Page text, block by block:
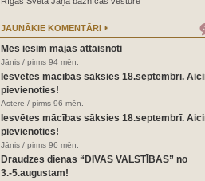
JAUNĀKIE KOMENTĀRI
Mēs iesim mājās attaisnoti
Jānis / pirms 94 mēn.
Iesvētes mācības sāksies 18.septembrī.
pievienoties!
Astere / pirms 96 mēn.
Iesvētes mācības sāksies 18.septembrī.
pievienoties!
Jānis / pirms 96 mēn.
Draudzes dienas “DIVAS VALSTĪBAS” no
3.-5.augustam!